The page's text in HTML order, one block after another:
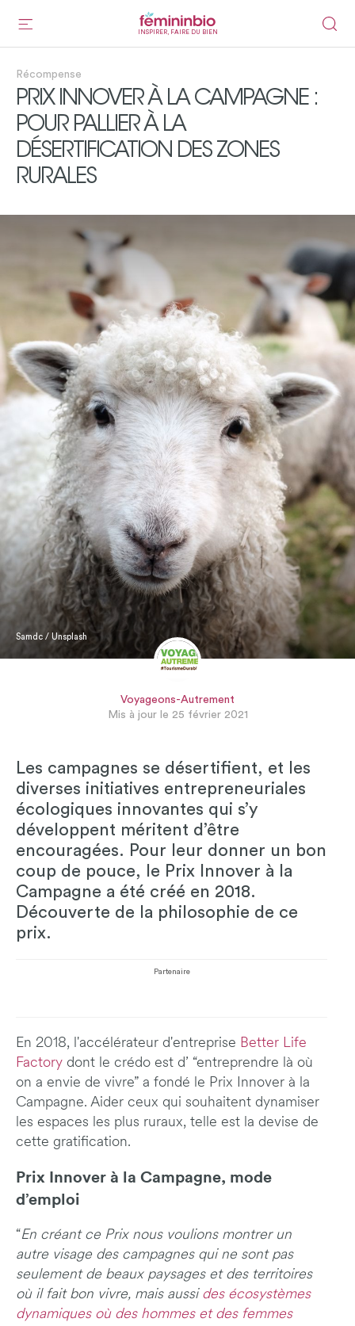
INSPIRER, FAIRE DU BIEN
Récompense
PRIX INNOVER À LA CAMPAGNE :
POUR PALLIER À LA
DÉSERTIFICATION DES ZONES
RURALES
Samdc / Unsplash
Voyageons-Autrement
Mis à jour le 25 février 2021
Les campagnes se désertifient, et les
diverses initiatives entrepreneuriales
écologiques innovantes qui s’y
développent méritent d’être
encouragées. Pour leur donner un bon
coup de pouce, le Prix Innover à la
Campagne a été créé en 2018.
Découverte de la philosophie de ce
prix.
Partenaire
En 2018, l'accélérateur d'entreprise Better Life
Factory dont le crédo est d’ “entreprendre là où
on a envie de vivre” a fondé le Prix Innover à la
Campagne. Aider ceux qui souhaitent dynamiser
les espaces les plus ruraux, telle est la devise de
cette gratification.
Prix Innover à la Campagne, mode
d’emploi
“En créant ce Prix nous voulions montrer un
autre visage des campagnes qui ne sont pas
seulement de beaux paysages et des territoires
où il fait bon vivre, mais aussi des écosystèmes
dynamiques où des hommes et des femmes